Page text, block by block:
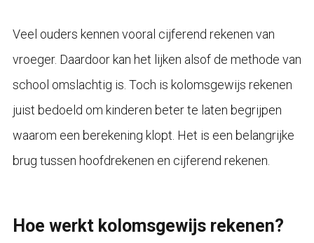
Veel ouders kennen vooral cijferend rekenen van
vroeger. Daardoor kan het lijken alsof de methode van
school omslachtig is. Toch is kolomsgewijs rekenen
juist bedoeld om kinderen beter te laten begrijpen
waarom een berekening klopt. Het is een belangrijke
brug tussen hoofdrekenen en cijferend rekenen.
Hoe werkt kolomsgewijs rekenen?